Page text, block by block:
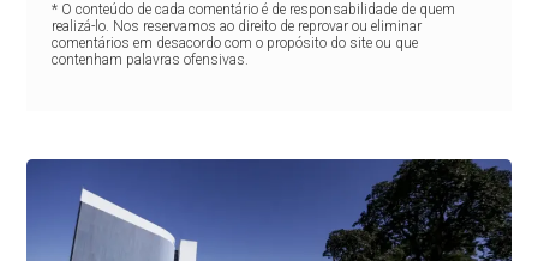
* O conteúdo de cada comentário é de responsabilidade de quem
realizá-lo. Nos reservamos ao direito de reprovar ou eliminar
comentários em desacordo com o propósito do site ou que
contenham palavras ofensivas.